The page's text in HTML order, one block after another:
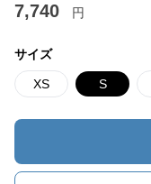
7,740 円
サイズ
XS S